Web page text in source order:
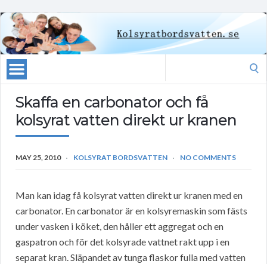
Skaffa en carbonator och få
kolsyrat vatten direkt ur kranen
MAY 25, 2010 KOLSYRAT BORDSVATTEN NO COMMENTS
Man kan idag få kolsyrat vatten direkt ur kranen med en
carbonator. En carbonator är en kolsyremaskin som fästs
under vasken i köket, den håller ett aggregat och en
gaspatron och för det kolsyrade vattnet rakt upp i en
separat kran. Släpandet av tunga flaskor fulla med vatten